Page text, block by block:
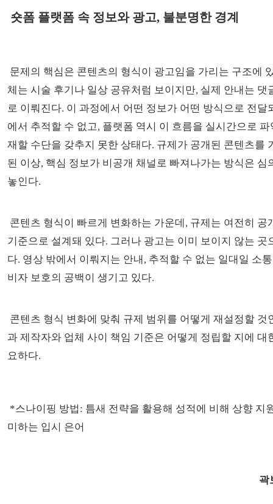
숏폼 플랫폼 속 정보와 광고, 불분명한 경계
문제의 핵심은 콘텐츠의 형식이 광고임을 가리는 구조에
체는 시술 후기나 일상 공유처럼 보이지만, 실제 안내는 댓
로 이뤄진다. 이 과정에서 어떤 정보가 어떤 방식으로 전달
에서 추적할 수 없고, 플랫폼 역시 이 흐름을 실시간으로
재할 수단을 갖추지 못한 상태다. 규제가 공개된 콘텐츠를
된 이상, 핵심 정보가 비공개 채널로 빠져나가는 방식은 심
놓인다.
콘텐츠 형식이 빠르게 변화하는 가운데, 규제는 여전히 공
기준으로 설계돼 있다. 그러나 광고는 이미 보이지 않는 곳
다. 영상 밖에서 이뤄지는 안내, 추적할 수 없는 일대일 소
비자 보호의 공백이 생기고 있다.
콘텐츠 형식 변화에 맞춰 규제 범위를 어떻게 재설정할 것
과 제작자와 업체 사이 책임 기준은 어떻게 정립할 지에 대
요하다.
*스나이핑 방법: 틈새 전략을 활용해 성적에 비해 상향 지
미하는 입시 은어
곽